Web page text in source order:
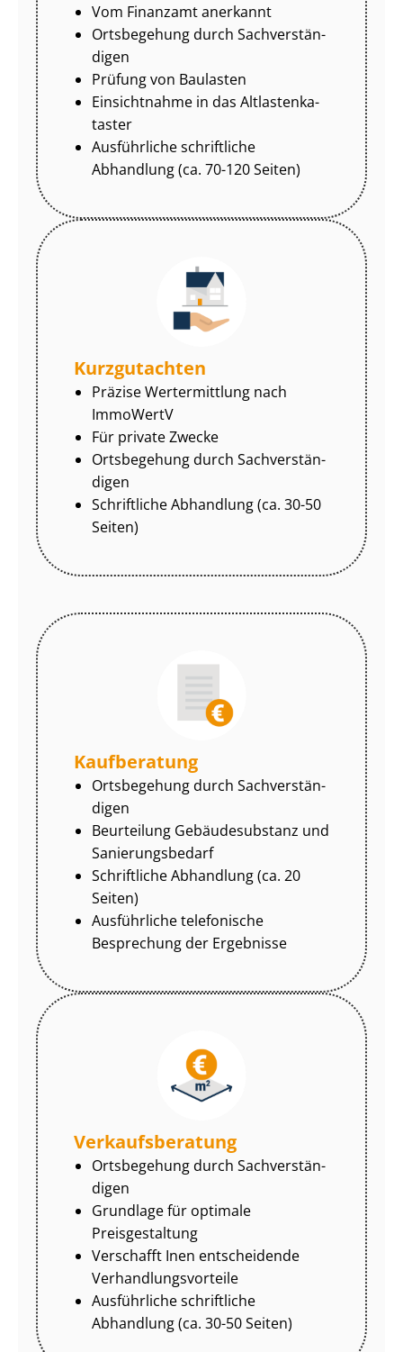
Vom Finanzamt anerkannt
Ortsbegehung durch Sach­ver­stän­
di­gen
Prüfung von Baulasten
Einsichtnahme in das Alt­las­ten­ka­
tas­ter
Ausführliche schriftliche
Abhandlung (ca. 70-120 Seiten)
Kurzgutachten
Präzise Wertermittlung nach
ImmoWertV
Für private Zwecke
Ortsbegehung durch Sach­ver­stän­
di­gen
Schriftliche Abhandlung (ca. 30-50
Seiten)
Kaufberatung
Ortsbegehung durch Sach­ver­stän­
di­gen
Beurteilung Gebäudesubstanz und
Sa­nie­rungs­be­darf
Schriftliche Abhandlung (ca. 20
Seiten)
Ausführliche telefonische
Besprechung der Ergebnisse
Ver­kaufs­be­ra­tung
Ortsbegehung durch Sach­ver­stän­
di­gen
Grundlage für optimale
Preisgestaltung
Verschafft Inen entscheidende
Ver­hand­lungs­vor­tei­le
Ausführliche schriftliche
Abhandlung (ca. 30-50 Seiten)